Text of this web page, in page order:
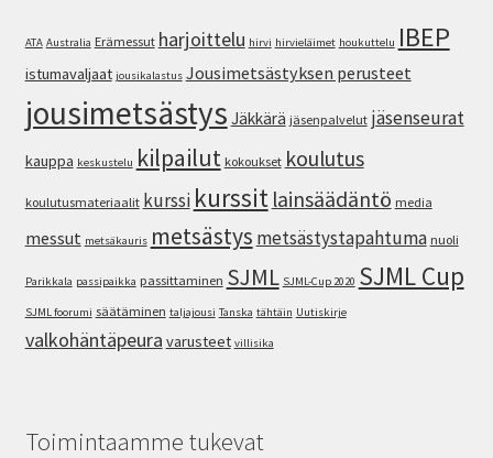
ATA Australia Erämessut harjoittelu hirvi hirvieläimet houkuttelu IBEP
istumavaljaat jousikalastus Jousimetsästyksen perusteet
jousimetsästys Jäkkärä jäsenpalvelut jäsenseurat
kauppa keskustelu kilpailut kokoukset koulutus
koulutusmateriaalit kurssi kurssit lainsäädäntö media
messut metsäkauris metsästys metsästystapahtuma nuoli
Parikkala passipaikka passittaminen SJML SJML-Cup 2020 SJML Cup
SJML foorumi säätäminen taljajousi Tanska tähtäin Uutiskirje
valkohäntäpeura varusteet villisika
Toimintaamme tukevat